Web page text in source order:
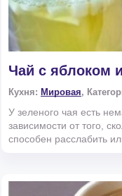
Чай с яблоком
Кухня: Мировая,
У зеленого чая есть
зависимости от того,
способен расслабить